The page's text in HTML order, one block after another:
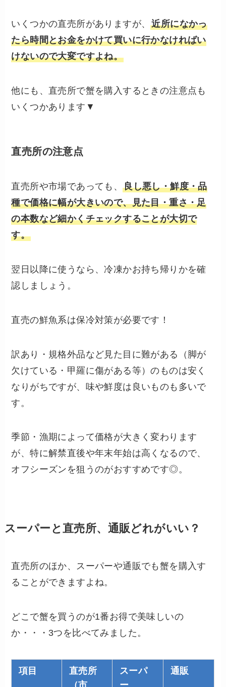
いくつかの直売所がありますが、近所になかっ
たら時間とお金をかけて買いに行かなければい
けないので大変ですよね。
他にも、直売所で蟹を購入するときの注意点も
いくつかあります▼
直売所の注意点
直売所や市場であっても、良し悪し・鮮度・品
種で価格に幅が大きいので、見た目・重さ・足
の本数など細かくチェックすることが大切で
す。
翌日以降に使うなら、冷凍かお持ち帰りかを確
認しましょう。
直売の鮮魚系は保冷対策が必要です！
訳あり・規格外品など見た目に難がある（脚が
欠けている・甲羅に傷がある等）のものは安く
なりがちですが、味や鮮度は良いものも多いで
す。
季節・漁期によって価格が大きく変わります
が、特に解禁直後や年末年始は高くなるので、
オフシーズンを狙うのがおすすめです◎。
スーパーと直売所、通販どれがいい？
直売所のほか、スーパーや通販でも蟹を購入す
ることができますよね。
どこで蟹を買うのが1番お得で美味しいの
か・・・3つを比べてみました。
項目
直売所
スーパ
通販